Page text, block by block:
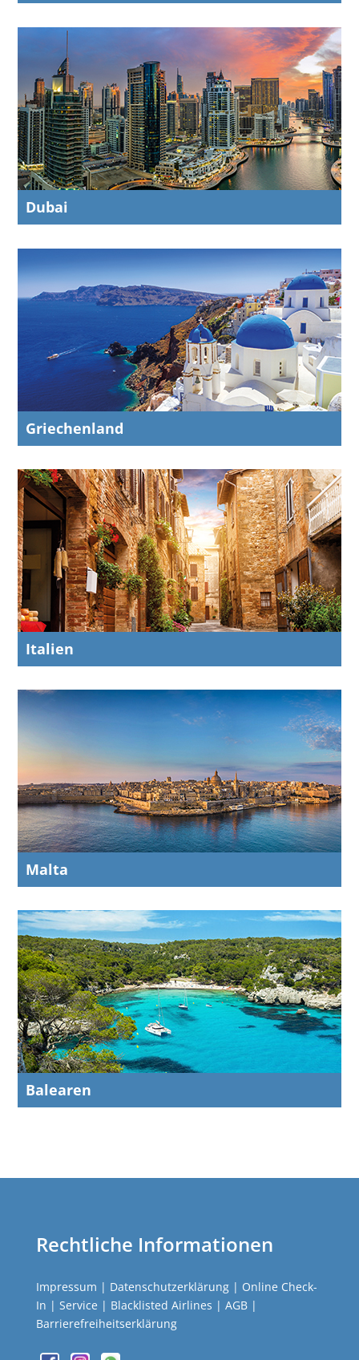
Dubai
Griechenland
Italien
Malta
Balearen
Rechtliche Informationen
Impressum | Datenschutzerklärung| Online Check-
In | Service | Blacklisted Airlines | AGB|
Barrierefreiheitserklärung